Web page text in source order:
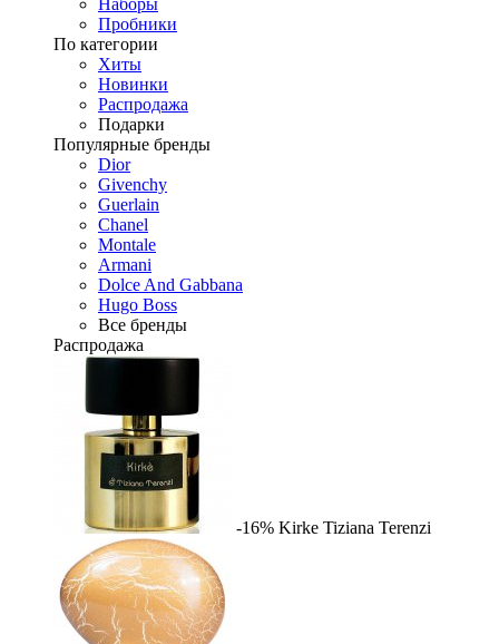
Наборы
Пробники
По категории
Хиты
Новинки
Распродажа
Подарки
Популярные бренды
Dior
Givenchy
Guerlain
Chanel
Montale
Armani
Dolce And Gabbana
Hugo Boss
Все бренды
Распродажа
-16% Kirke Tiziana Terenzi